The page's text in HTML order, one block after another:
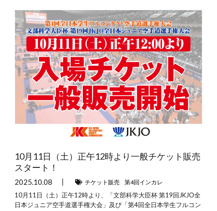
10月11日（土）正午12時より一般チケット販売
スタート！
2025.10.08 チケット販売 第4回インカレ
10月11日（土）正午12時より、「文部科学大臣杯 第19回JKJO全
日本ジュニア空手道選手権大会」及び「第4回全日本学生フルコン